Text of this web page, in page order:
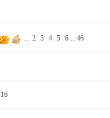
... 2 3 4 5 6 .. 46
16